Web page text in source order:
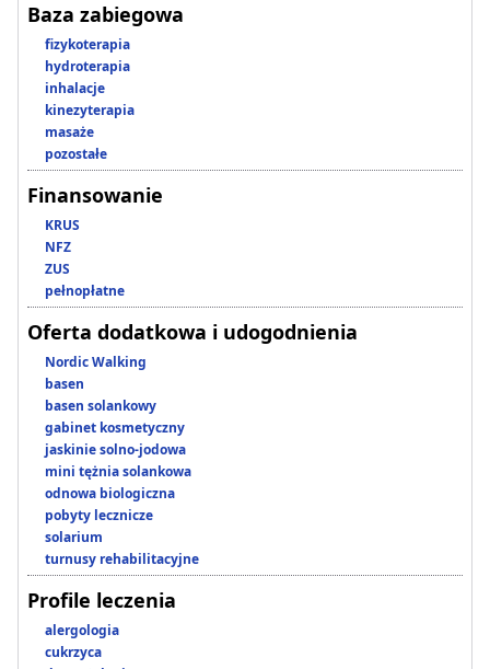
Baza zabiegowa
fizykoterapia
hydroterapia
inhalacje
kinezyterapia
masaże
pozostałe
Finansowanie
KRUS
NFZ
ZUS
pełnopłatne
Oferta dodatkowa i udogodnienia
Nordic Walking
basen
basen solankowy
gabinet kosmetyczny
jaskinie solno-jodowa
mini tężnia solankowa
odnowa biologiczna
pobyty lecznicze
solarium
turnusy rehabilitacyjne
Profile leczenia
alergologia
cukrzyca